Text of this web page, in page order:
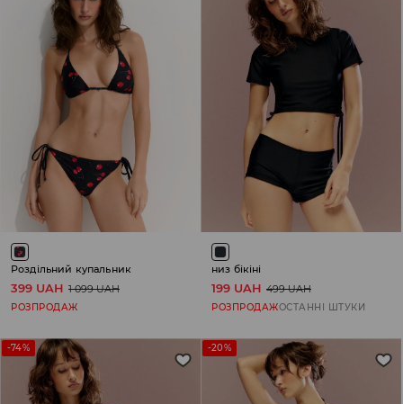
Роздільний купальник
399 UAH 1 099 UAH
РОЗПРОДАЖ
низ бікіні
199 UAH 499 UAH
РОЗПРОДАЖОСТАННІ ШТУКИ
-74% -20%